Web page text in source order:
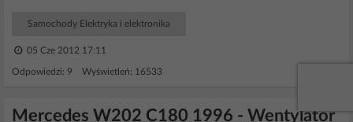
Samochody Elektryka i elektronika
05 Cze 2012 17:11
Odpowiedzi: 9 Wyświetleń: 16533
Mercedes W202 C180 1996 - Wentylator